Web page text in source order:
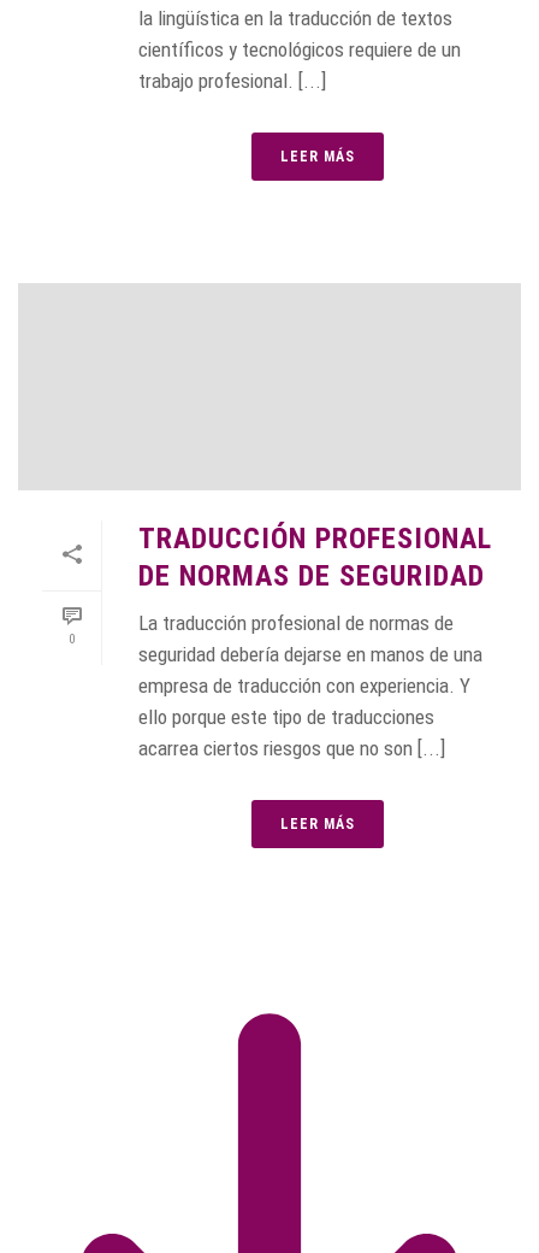
la lingüística en la traducción de textos
científicos y tecnológicos requiere de un
trabajo profesional. [...]
LEER MÁS
0
TRADUCCIÓN PROFESIONAL
DE NORMAS DE SEGURIDAD
La traducción profesional de normas de
seguridad debería dejarse en manos de una
empresa de traducción con experiencia. Y
ello porque este tipo de traducciones
acarrea ciertos riesgos que no son [...]
LEER MÁS